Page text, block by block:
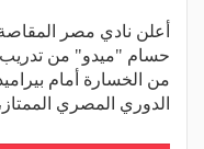
أعلن نادي مصر
حسام "ميدو" من تدريب
من الخسارة أمام
الدوري المصري